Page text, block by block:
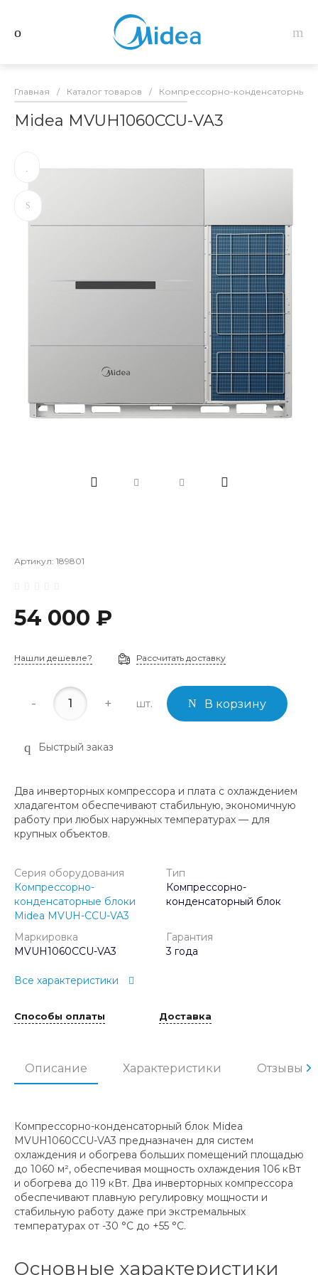
Главная / Каталог товаров / Компрессорно-конденсаторные
Midea MVUH1060CCU-VA3
Артикул: 189801
54 000 ₽
Нашли дешевле? Рассчитать доставку
- + шт. В корзину
Быстрый заказ
Два инверторных компрессора и плата с охлаждением
хладагентом обеспечивают стабильную, экономичную
работу при любых наружных температурах — для
крупных объектов.
Серия оборудования
Компрессорно-
конденсаторные блоки
Midea MVUH-CCU-VA3
Тип
Компрессорно-
конденсаторный блок
Маркировка
MVUH1060CCU-VA3
Гарантия
3 года
Все характеристики
Способы оплаты Доставка
Описание Характеристики Отзывы
Компрессорно-конденсаторный блок Midea
MVUH1060CCU-VA3 предназначен для систем
охлаждения и обогрева больших помещений площадью
до 1060 м², обеспечивая мощность охлаждения 106 кВт
и обогрева до 119 кВт. Два инверторных компрессора
обеспечивают плавную регулировку мощности и
стабильную работу даже при экстремальных
температурах от -30 °C до +55 °C.
Основные характеристики